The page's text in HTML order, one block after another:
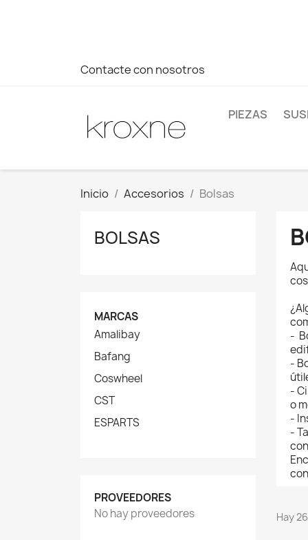
Contacte con nosotros
PIEZAS
Inicio Accesorios Bolsas
BOLSAS
MARCAS
Amalibay
Bafang
Coswheel
CST
ESPARTS
PROVEEDORES
No hay proveedores
-
-
-
o
-
-
Hay